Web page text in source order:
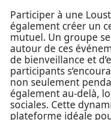
Participer à une
également créer un
mutuel. Un groupe
autour de ces
de bienveillance et
participants
non seulement
également au-delà,
sociales. Cette
plateforme idéale